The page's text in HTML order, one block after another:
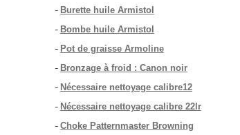
- Burette huile Armistol
- Bombe huile Armistol
- Pot de graisse Armoline
- Bronzage à froid : Canon noir
- Nécessaire nettoyage calibre12
- Nécessaire nettoyage calibre 22lr
- Choke Patternmaster Browning